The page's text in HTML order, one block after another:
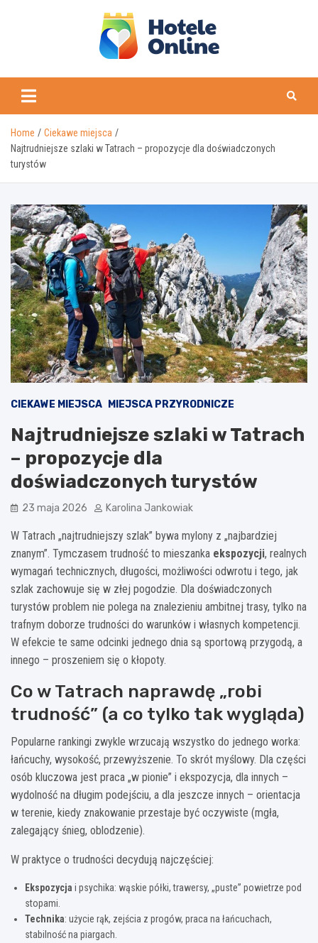
Home
Ciekawe miejsca
Najtrudniejsze szlaki w Tatrach – propozycje dla doświadczonych
turystów
CIEKAWE MIEJSCA MIEJSCA PRZYRODNICZE
Najtrudniejsze szlaki w Tatrach
– propozycje dla
doświadczonych turystów
23 maja 2026 Karolina Jankowiak
W Tatrach „najtrudniejszy szlak” bywa mylony z „najbardziej
znanym”. Tymczasem trudność to mieszanka ekspozycji, realnych
wymagań technicznych, długości, możliwości odwrotu i tego, jak
szlak zachowuje się w złej pogodzie. Dla doświadczonych
turystów problem nie polega na znalezieniu ambitnej trasy, tylko na
trafnym doborze trudności do warunków i własnych kompetencji.
W efekcie te same odcinki jednego dnia są sportową przygodą, a
innego – proszeniem się o kłopoty.
Co w Tatrach naprawdę „robi
trudność” (a co tylko tak wygląda)
Popularne rankingi zwykle wrzucają wszystko do jednego worka:
łańcuchy, wysokość, przewyższenie. To skrót myślowy. Dla części
osób kluczowa jest praca „w pionie” i ekspozycja, dla innych –
wydolność na długim podejściu, a dla jeszcze innych – orientacja
w terenie, kiedy znakowanie przestaje być oczywiste (mgła,
zalegający śnieg, oblodzenie).
W praktyce o trudności decydują najczęściej:
Ekspozycja i psychika: wąskie półki, trawersy, „puste” powietrze pod
stopami.
Technika: użycie rąk, zejścia z progów, praca na łańcuchach,
stabilność na piargach.